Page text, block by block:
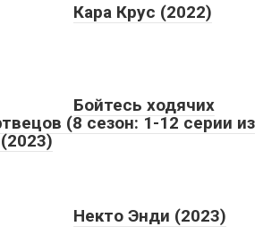
Кара Крус (2022)
Бойтесь ходячих
(8 сезон: 1-12 серии из
Некто Энди (2023)